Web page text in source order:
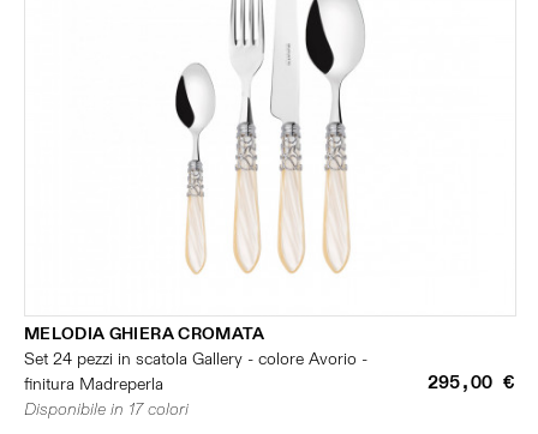
MELODIA GHIERA CROMATA
Set 24 pezzi in scatola Gallery - colore Avorio -
finitura Madreperla
295,00 €
Disponibile in 17 colori